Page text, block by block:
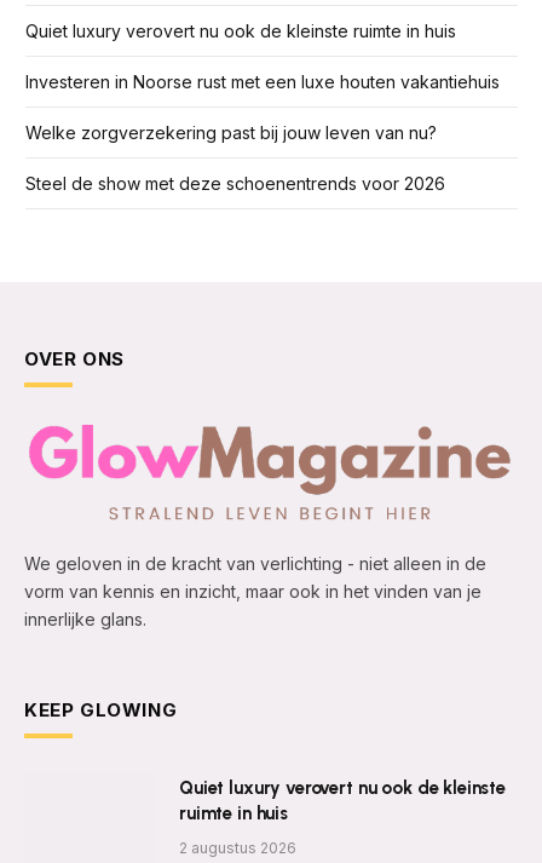
Quiet luxury verovert nu ook de kleinste ruimte in huis
Investeren in Noorse rust met een luxe houten vakantiehuis
Welke zorgverzekering past bij jouw leven van nu?
Steel de show met deze schoenentrends voor 2026
OVER ONS
We geloven in de kracht van verlichting - niet alleen in de
vorm van kennis en inzicht, maar ook in het vinden van je
innerlijke glans.
KEEP GLOWING
Quiet luxury verovert nu ook de kleinste
ruimte in huis
2 augustus 2026